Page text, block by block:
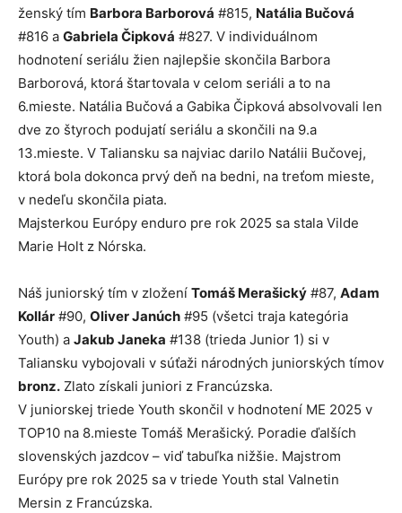
ženský tím Barbora Barborová #815, Natália Bučová
#816 a Gabriela Čipková #827. V individuálnom
hodnotení seriálu žien najlepšie skončila Barbora
Barborová, ktorá štartovala v celom seriáli a to na
6.mieste. Natália Bučová a Gabika Čipková absolvovali len
dve zo štyroch podujatí seriálu a skončili na 9.a
13.mieste. V Taliansku sa najviac darilo Natálii Bučovej,
ktorá bola dokonca prvý deň na bedni, na treťom mieste,
v nedeľu skončila piata.
Majsterkou Európy enduro pre rok 2025 sa stala Vilde
Marie Holt z Nórska.
Náš juniorský tím v zložení Tomáš Merašický #87, Adam
Kollár #90, Oliver Janúch #95 (všetci traja kategória
Youth) a Jakub Janeka #138 (trieda Junior 1) si v
Taliansku vybojovali v súťaži národných juniorských tímov
bronz. Zlato získali juniori z Francúzska.
V juniorskej triede Youth skončil v hodnotení ME 2025 v
TOP10 na 8.mieste Tomáš Merašický. Poradie ďalších
slovenských jazdcov – viď tabuľka nižšie. Majstrom
Európy pre rok 2025 sa v triede Youth stal Valnetin
Mersin z Francúzska.